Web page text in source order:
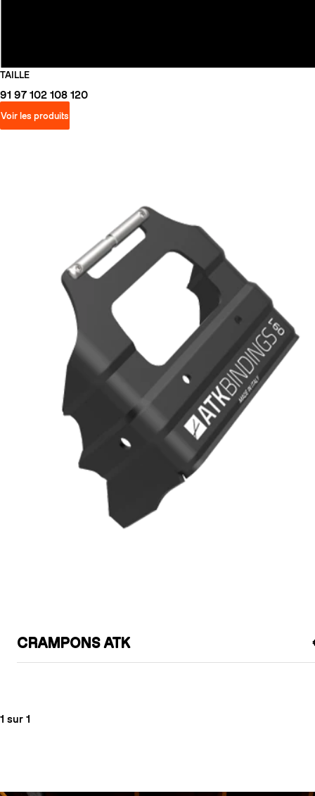
TAILLE
91 97 102 108 120
Voir les produits
CRAMPONS ATK
1 sur 1